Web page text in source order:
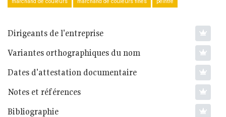
Dirigeants de l'entreprise
Variantes orthographiques du nom
Dates d'attestation documentaire
Notes et références
Bibliographie